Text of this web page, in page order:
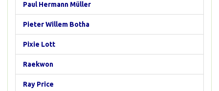
Paul Hermann Müller
Pieter Willem Botha
Pixie Lott
Raekwon
Ray Price